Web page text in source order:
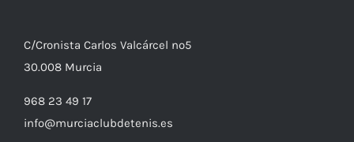
C/Cronista Carlos Valcárcel nº5
30.008 Murcia
968 23 49 17
info@murciaclubdetenis.es